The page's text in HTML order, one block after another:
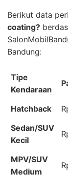
Berikut data
coating?
Bandung:
Tipe
Kendaraan
Hatchback
Sedan/SUV
Kecil
MPV/SUV
Medium